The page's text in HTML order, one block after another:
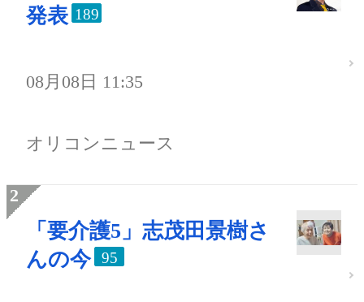
発表 189
08月08日 11:35
オリコンニュース
「要介護5」志茂田景樹さ
んの今
95